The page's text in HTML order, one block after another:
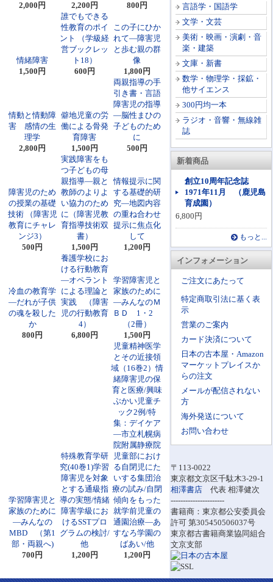
言語学・国語学
文学・文芸
美術・映画・演劇・音
楽・建築
文庫・新書
数学・物理学・採鉱・
他サイエンス
300円均一本
ラジオ・音響・無線雑
誌
新着商品
創立10周年記念誌
1971年11月 （鹿児島
育成園）
6,800円
もっと...
インフォメーション
ご注文にあたって
特定商取引法に基く表
示
営業のご案内
カード決済について
日本の古本屋・Amazon
マーケットプレイスか
らの注文
メールが配信されない
方
海外発送について
お問い合わせ
〒113-0022
東京都文京区千駄木3-29-1
相澤書店 代表 相澤健次
----------------------
書籍商：東京都公安委員会
許可 第305450506037号
東京都古書籍商業協同組合
文京支部
2,000円
2,200円
800円
情緒障害
1,500円
誰でもできる
性教育のポイ
ント （学級経
営ブックレッ
ト18）
600円
この子にひか
れて―障害児
と歩む親の群
像
1,800円
情動と情動障
害 感情の生
理学
2,800円
僻地児童の労
働による骨発
育障害
1,500円
両親指導の手
引き書・言語
障害児の指導
―脳性まひの
子どものため
に
500円
障害児のため
の授業の基礎
技術 （障害児
教育にチャレ
ンジ3）
500円
実践障害をも
つ子どもの母
親指導―親と
教師のよりよ
い協力のため
に（障害児教
育指導技術双
書）
1,500円
情報提示に関
する基礎的研
究―地図内容
の重ね合わせ
提示に焦点化
して
1,200円
冷血の教育学
―だれが子供
の魂を殺した
か
800円
養護学校にお
ける行動教育
―オペラント
による理論と
実践 （障害
児の行動教育
4）
6,800円
学習障害児と
家族のために
―みんなのＭ
ＢＤ 1・2
（2冊）
1,500円
学習障害児と
家族のために
―みんなの
MBD （第1
部・両親へ)
700円
特殊教育学研
究(40巻1)学習
障害児を対象
とする通級指
導の実態/情緒
障害学級にお
けるSSTプロ
グラムの検討/
他
1,200円
児童精神医学
とその近接領
域（16巻2）情
緒障害児の保
育と医療/興味
ぶかい児童チ
ック2例/特
集：デイケア
―市立札幌病
院附属静療院
児童部におけ
る自閉児にた
いする集団治
療の試み/自閉
傾向をもった
就学前児童の
通園治療―あ
すなろ学園の
ばあい/他
1,200円